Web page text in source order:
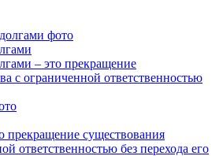
– это прекращение
с ограниченной ответственностью
существования
ответственностью без перехода его